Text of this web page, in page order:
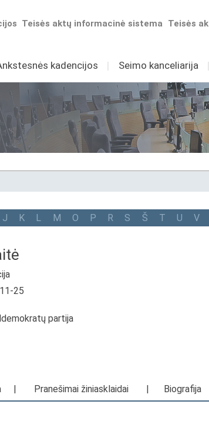
Teisės
Teisės aktų informacinė sistema
kadencijos I Seimo kanceliarija I
J K L M O P R S Š T U V
25
partija
Pranešimai žiniasklaidai Biografija